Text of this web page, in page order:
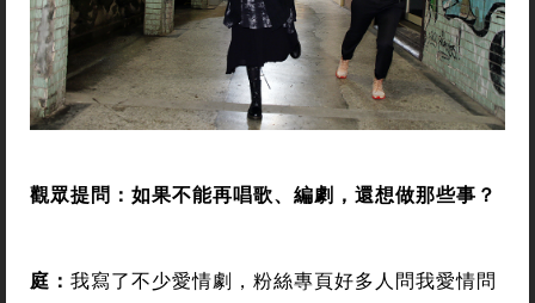
觀眾提問：如果不能再唱歌、編劇，還想做那些事？
庭： 我寫了不少愛情劇，粉絲專頁好多人問我愛情問